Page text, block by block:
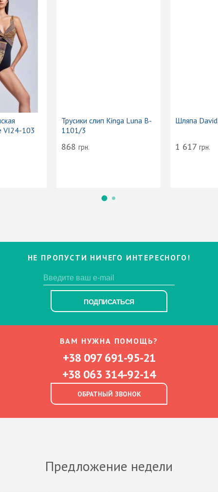
Сумка-тоут женская
Vacanze Italiane VI24-103
Трусики слип Kinga Luna B-
НЕ ПРОПУСТИ НИЧЕГО ИНТЕРЕСНОГО!
ПОДПИСАТЬСЯ
ВАМ НУЖНА ПОМОЩЬ?
+38 097 691-95-21
+38 063 314-92-14
ОБРАТНЫЙ ЗВОНОК
Предложение недели